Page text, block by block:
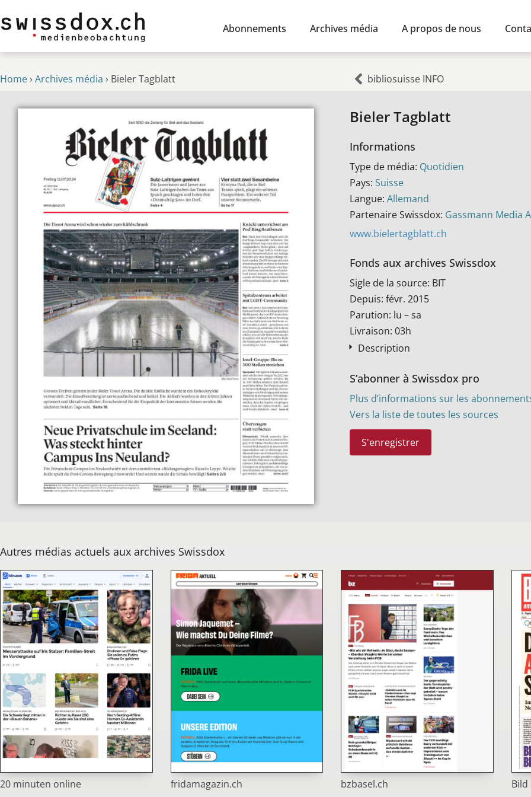
Abonnements Archives média A propos de nous
Home› Archives média › Bieler Tagblatt bibliosuisse INFO
Bieler Tagblatt
Informations
Type de média: Quotidien
Pays: Suisse
Langue: Allemand
Partenaire Swissdox: Gassmann Media
www.bielertagblatt.ch
Fonds aux archives Swissdox
Sigle de la source: BIT
Depuis: févr. 2015
Parution: lu – sa
Livraison: 03h
Description
S’abonner à Swissdox pro
Plus d’informations sur les
Vers la liste de toutes les sources
S'enregistrer
Autres médias actuels aux archives Swissdox
20 minuten online fridamagazin.ch bzbasel.ch Bild